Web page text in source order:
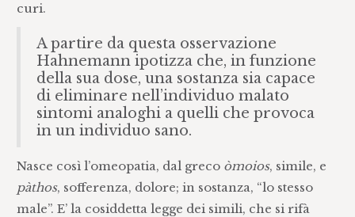
curi.
A partire da questa osservazione
Hahnemann ipotizza che, in funzione
della sua dose, una sostanza sia capace
di eliminare nell’individuo malato
sintomi analoghi a quelli che provoca
in un individuo sano.
Nasce così l’omeopatia, dal greco òmoios, simile, e
pàthos, sofferenza, dolore; in sostanza, “lo stesso
male”. E’ la cosiddetta legge dei simili, che si rifà